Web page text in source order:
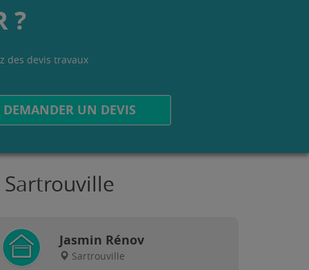
?
des devis travaux
DEMANDER UN DEVIS
Jasmin Rénov
Sartrouville